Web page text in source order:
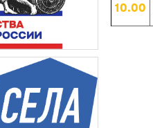
10.00